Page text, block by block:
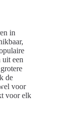
in
een
de
voor
voor elk